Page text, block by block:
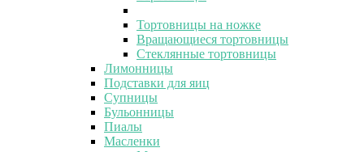
Тортовницы на ножке
Вращающиеся тортовницы
Стеклянные тортовницы
Лимонницы
Подставки для яиц
Супницы
Бульонницы
Пиалы
Масленки